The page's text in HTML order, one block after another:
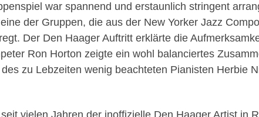
war spannend und erstaunlich stringent
der Gruppen, die aus der New Yorker Jazz
Der Den Haager Auftritt erklärte die
Ron Horton zeigte ein wohl balanciertes
zu Lebzeiten wenig beachteten Pianisten Herbie
vielen Jahren der inoffizielle Den Haager Artist in